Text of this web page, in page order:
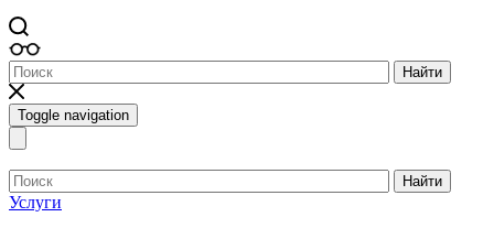
Найти
Toggle navigation
Найти
Услуги